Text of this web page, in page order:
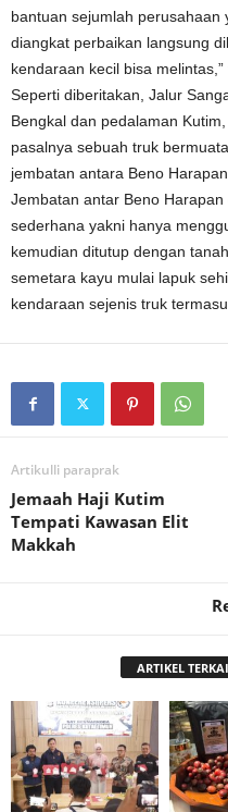
bantuan sejumlah perusahaan
diangkat perbaikan langsung
kendaraan kecil bisa melintas,”
Seperti diberitakan, Jalur
Bengkal dan pedalaman
pasalnya sebuah truk
jembatan antara Beno
Jembatan antar Beno
sederhana yakni hanya
kemudian ditutup dengan
semetara kayu mulai lapuk
kendaraan sejenis truk
Artikulli paraprak
Jemaah Haji Kutim
Tempati Kawasan Elit
Makkah
ARTIKEL